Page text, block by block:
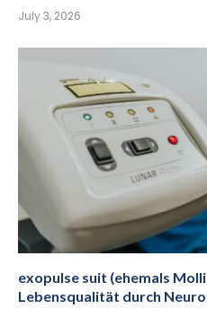
July 3, 2026
exopulse suit (ehemals
Lebensqualität durch